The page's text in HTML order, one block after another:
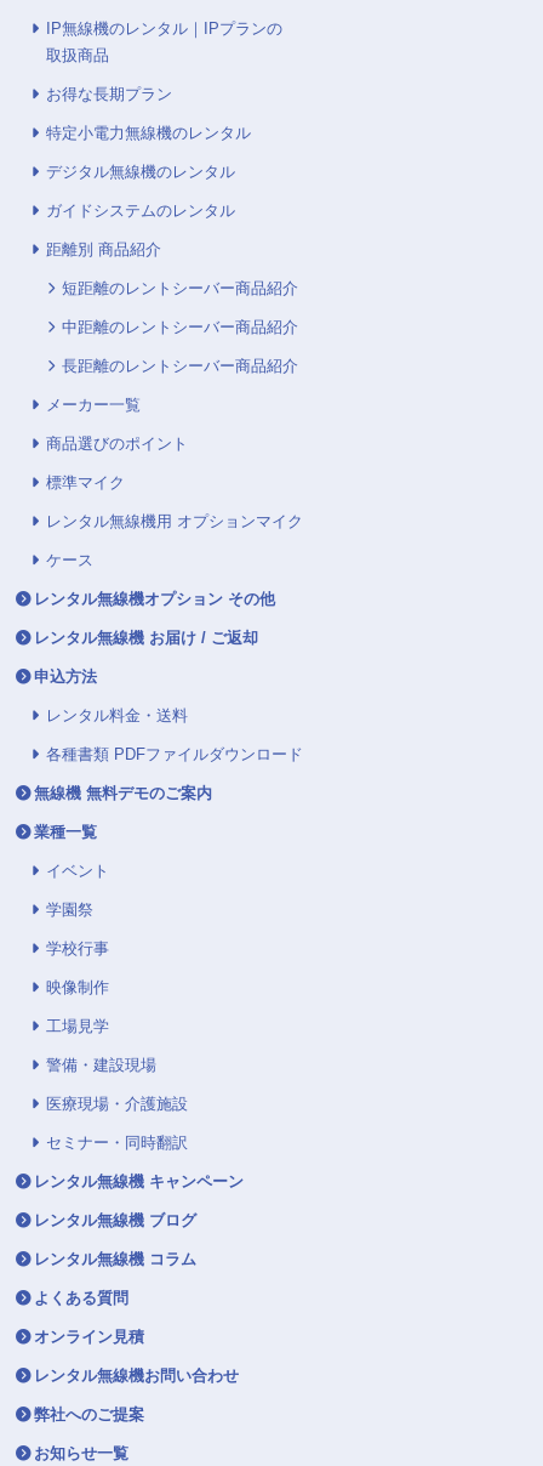
IP無線機のレンタル｜IPプランの
取扱商品
お得な長期プラン
特定小電力無線機のレンタル
デジタル無線機のレンタル
ガイドシステムのレンタル
距離別 商品紹介
短距離のレントシーバー商品紹介
中距離のレントシーバー商品紹介
長距離のレントシーバー商品紹介
メーカー一覧
商品選びのポイント
標準マイク
レンタル無線機用 オプションマイク
ケース
レンタル無線機オプション その他
レンタル無線機 お届け / ご返却
申込方法
レンタル料金・送料
各種書類 PDFファイルダウンロード
無線機 無料デモのご案内
業種一覧
イベント
学園祭
学校行事
映像制作
工場見学
警備・建設現場
医療現場・介護施設
セミナー・同時翻訳
レンタル無線機 キャンペーン
レンタル無線機 ブログ
レンタル無線機 コラム
よくある質問
オンライン見積
レンタル無線機お問い合わせ
弊社へのご提案
お知らせ一覧